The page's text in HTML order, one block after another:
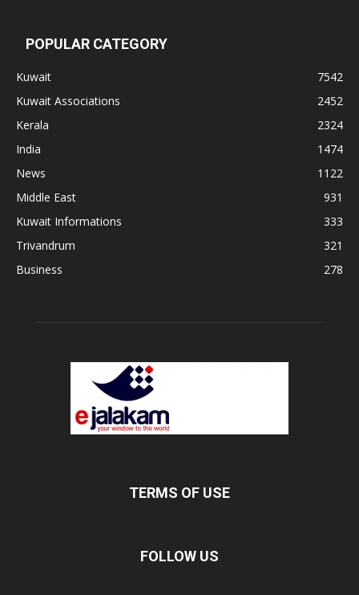
POPULAR CATEGORY
Kuwait
7542
Kuwait Associations
2452
Kerala
2324
India
1474
News
1122
Middle East
931
Kuwait Informations
333
Trivandrum
321
Business
278
TERMS OF USE
FOLLOW US